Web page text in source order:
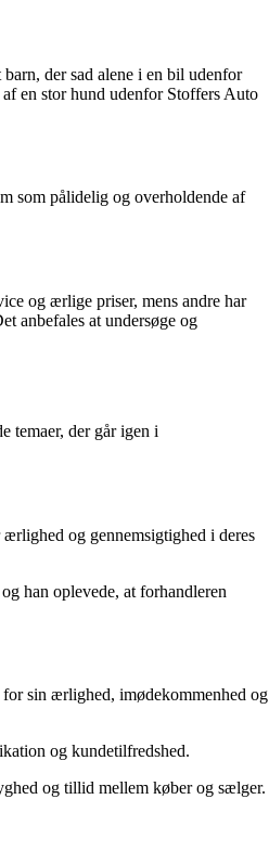
der sad alene i en bil udenfor
en stor hund udenfor Stoffers Auto
som pålidelig og overholdende af
og ærlige priser, mens andre har
anbefales at undersøge og
temaer, der går igen i
og gennemsigtighed i deres
han oplevede, at forhandleren
sin ærlighed, imødekommenhed og
og kundetilfredshed.
og tillid mellem køber og sælger.